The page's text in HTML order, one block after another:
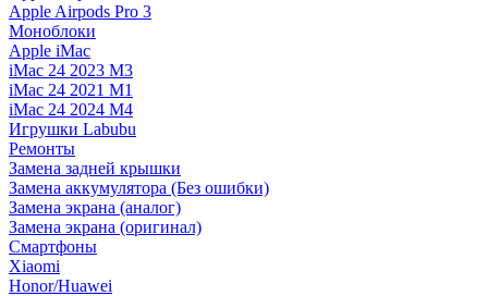
Apple Airpods Pro 3
Моноблоки
Apple iMac
iMac 24 2023 M3
iMac 24 2021 M1
iMac 24 2024 M4
Игрушки Labubu
Ремонты
Замена задней крышки
Замена аккумулятора (Без ошибки)
Замена экрана (аналог)
Замена экрана (оригинал)
Смартфоны
Xiaomi
Honor/Huawei